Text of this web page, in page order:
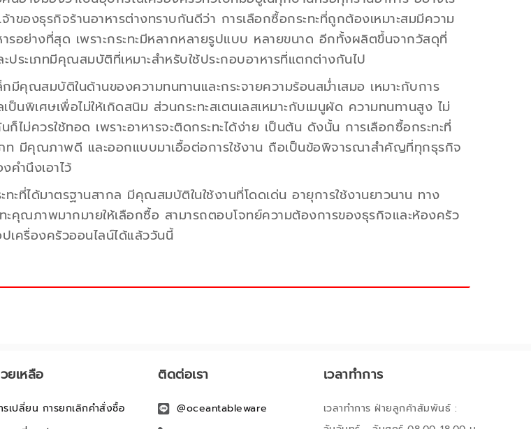
าของธุรกิจร้านอาหารต่างทราบกันดีว่า การเลือกซื้อกระทะที่ถูกต้องเหมาะสมมีความ
รอย่างที่สุด เพราะกระทะมีหลากหลายรูปแบบ หลายขนาด อีกทั้งผลิตขึ้นจากวัสดุที่
ประเภทมีคุณสมบัติที่เหมาะสำหรับใช้ประกอบอาหารที่แตกต่างกันไป
กมีคุณสมบัติในด้านของความทนทานและกระจายความร้อนสม่ำเสมอ เหมาะกับการ
นพิเศษเพื่อไม่ให้เกิดสนิม ส่วนกระทะสเตนเลสเหมาะกับเมนูผัด ความทนทานสูง ไม่
ไม่ควรใช้ทอด เพราะอาหารจะติดกระทะได้ง่าย เป็นต้น ดังนั้น การเลือกซื้อกระทะที่
เภท มีคุณภาพดี และออกแบบมาเอื้อต่อการใช้งาน ถือเป็นข้อพิจารณาสำคัญที่ทุกธุรกิจ
คำนึงเอาไว้
ทะที่ได้มาตรฐานสากล มีคุณสมบัติในใช้งานที่โดดเด่น อายุการใช้งานยาวนาน ทาง
คุณภาพมากมายให้เลือกซื้อ สามารถตอบโจทย์ความต้องการของธุรกิจและห้องครัว
เครื่องครัวออนไลน์ได้แล้ววันนี้
ยเหลือ
รเปลี่ยน การยกเลิกคำสั่งซื้อ
ติดต่อเรา
@oceantableware
เวลาทำการ
เวลาทำการ ฝ่ายลูกค้าสัมพันธ์ :